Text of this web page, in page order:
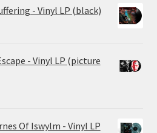
- Vinyl LP (black)
- Vinyl LP (picture
Of Iswylm - Vinyl LP